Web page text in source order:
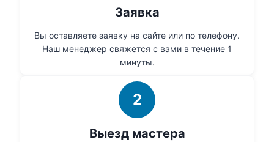
Заявка
Вы оставляете заявку на сайте или по телефону.
Наш менеджер свяжется с вами в течение 1
минуты.
2
Выезд мастера